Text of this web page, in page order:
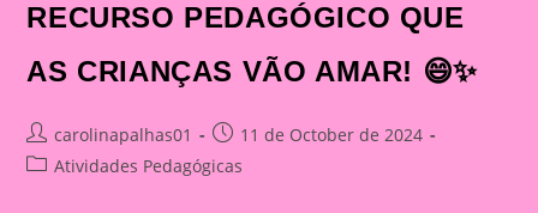
RECURSO PEDAGÓGICO QUE
AS CRIANÇAS VÃO AMAR! 😄✨
Post
author:
carolinapalhas01
Post
published:
11 de October de 2024
PostAtividades Pedagógicas